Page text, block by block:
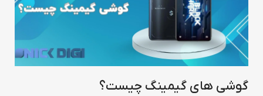
گوشی های گیمینگ چیست؟